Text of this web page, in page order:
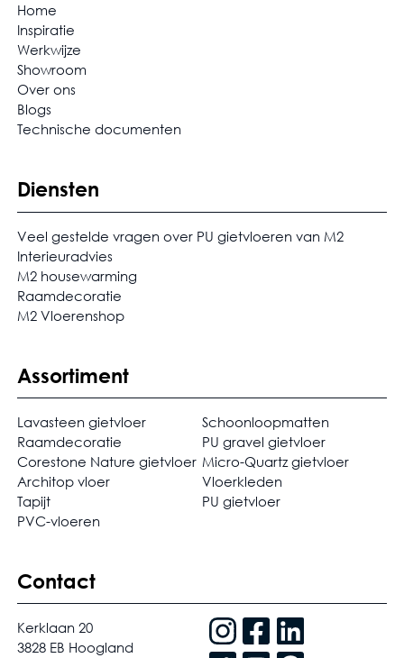
Home
Inspiratie
Werkwijze
Showroom
Over ons
Blogs
Technische documenten
Diensten
Veel gestelde vragen over PU gietvloeren van M2
Interieuradvies
M2 housewarming
Raamdecoratie
M2 Vloerenshop
Assortiment
Lavasteen gietvloer
Schoonloopmatten
Raamdecoratie
PU gravel gietvloer
Corestone Nature gietvloer Micro-Quartz gietvloer
Architop vloer
Vloerkleden
Tapijt
PU gietvloer
PVC-vloeren
Contact
Kerklaan 20
3828 EB Hoogland